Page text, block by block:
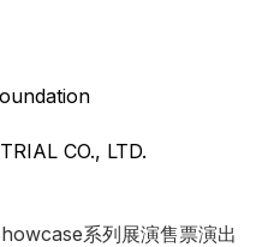
CO., LTD.
系列展演售票演出